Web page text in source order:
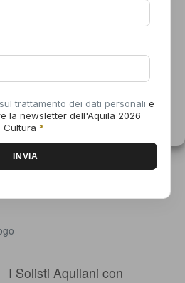
Accetta
Nega
Dichiarazione sulla Privacy
d’Arte
I Solisti Aquilani con
trattamento dei dati personali e
la newsletter dell'Aquila 2026
Cultura *